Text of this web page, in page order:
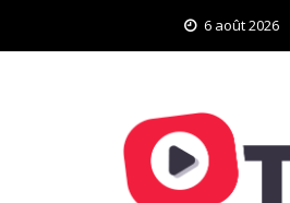
6 août 2026